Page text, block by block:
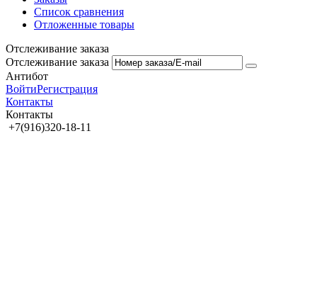
Список сравнения
Отложенные товары
Отслеживание заказа
Отслеживание заказа
Антибот
ВойтиРегистрация
Контакты
Контакты
+7(916)320-18-11